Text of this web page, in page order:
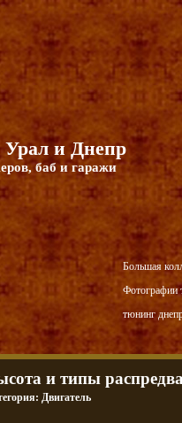
и Днепр
баб и гаражи
Большая
Фотографии
тюнинг
и типы
Двигатель